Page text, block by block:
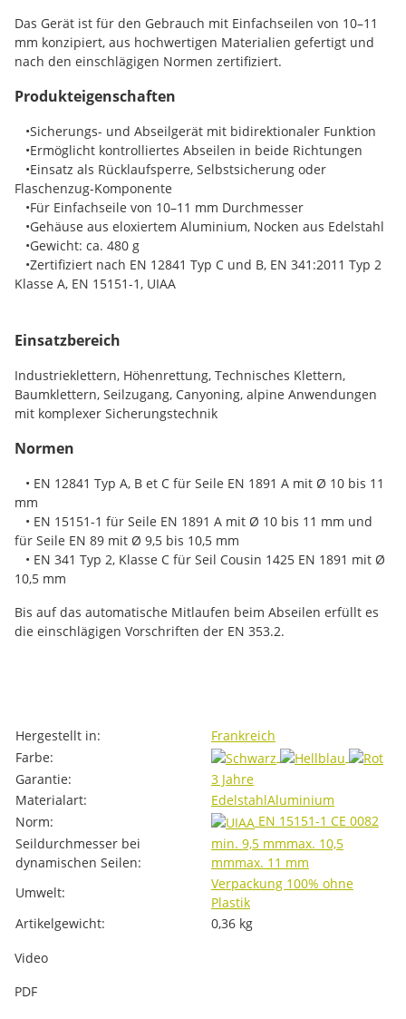
Das Gerät ist für den Gebrauch mit Einfachseilen von 10–11
mm konzipiert, aus hochwertigen Materialien gefertigt und
nach den einschlägigen Normen zertifiziert.
Produkteigenschaften
•Sicherungs- und Abseilgerät mit bidirektionaler Funktion
•Ermöglicht kontrolliertes Abseilen in beide Richtungen
•Einsatz als Rücklaufsperre, Selbstsicherung oder
Flaschenzug-Komponente
•Für Einfachseile von 10–11 mm Durchmesser
•Gehäuse aus eloxiertem Aluminium, Nocken aus Edelstahl
•Gewicht: ca. 480 g
•Zertifiziert nach EN 12841 Typ C und B, EN 341:2011 Typ 2
Klasse A, EN 15151-1, UIAA
Einsatzbereich
Industrieklettern, Höhenrettung, Technisches Klettern,
Baumklettern, Seilzugang, Canyoning, alpine Anwendungen
mit komplexer Sicherungstechnik
Normen
• EN 12841 Typ A, B et C für Seile EN 1891 A mit Ø 10 bis 11
mm
• EN 15151-1 für Seile EN 1891 A mit Ø 10 bis 11 mm und
für Seile EN 89 mit Ø 9,5 bis 10,5 mm
• EN 341 Typ 2, Klasse C für Seil Cousin 1425 EN 1891 mit Ø
10,5 mm
Bis auf das automatische Mitlaufen beim Abseilen erfüllt es
die einschlägigen Vorschriften der EN 353.2.
Produkteigenschaft
Wert
Hergestellt in:
Frankreich
Farbe:
Garantie:
3 Jahre
Materialart:
EdelstahlAluminium
Norm:
EN 15151-1 CE 0082
Seildurchmesser bei
dynamischen Seilen:
min. 9,5 mmmax. 10,5
mmmax. 11 mm
Umwelt:
Verpackung 100% ohne
Plastik
Artikelgewicht:
0,36 kg
Video
PDF